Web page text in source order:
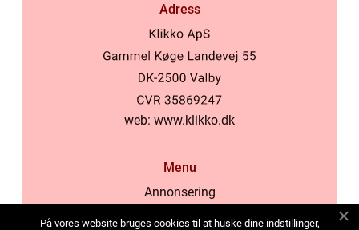
Adress
web: www.klikko.dk
Menu
Annonsering
På vores website bruges cookies til at huske dine indstillinger,